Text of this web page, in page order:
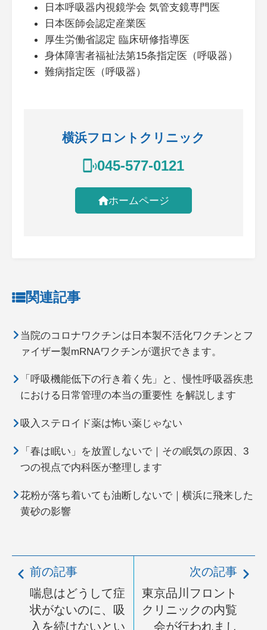
日本呼吸器内視鏡学会 気管支鏡専門医
日本医師会認定産業医
厚生労働省認定 臨床研修指導医
身体障害者福祉法第15条指定医（呼吸器）
難病指定医（呼吸器）
横浜フロントクリニック
045-577-0121
ホームページ
関連記事
当院のコロナワクチンは日本製不活化ワクチンとフ
ァイザー製mRNAワクチンが選択できます。
「呼吸機能低下の行き着く先」と、慢性呼吸器疾患
における日常管理の本当の重要性 を解説します
吸入ステロイド薬は怖い薬じゃない
「春は眠い」を放置しないで｜その眠気の原因、3
つの視点で内科医が整理します
花粉が落ち着いても油断しないで｜横浜に飛来した
黄砂の影響
前の記事
喘息はどうして症
状がないのに、吸
入を続けないとい
次の記事
東京品川フロント
クリニックの内覧
会が行われまし